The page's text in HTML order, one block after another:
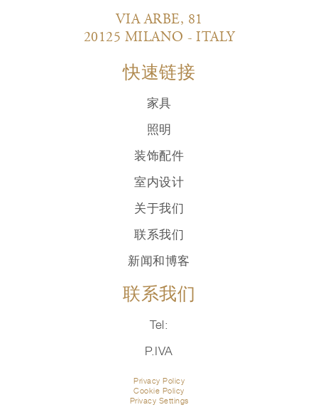
VIA ARBE, 81
20125 MILANO - ITALY
快速链接
家具
照明
装饰配件
室内设计
关于我们
联系我们
新闻和博客
联系我们
Tel:
P.IVA
Privacy Policy
Cookie Policy
Privacy Settings